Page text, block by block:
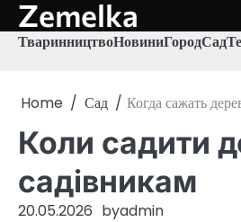
Skip
to
content
Zemelka
ТваринництвоНовиниГородСад
Home Сад Когда сажать
Коли садити
садівникам
20.05.2026 byadmin